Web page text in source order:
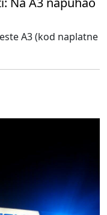
A3 (kod naplatne